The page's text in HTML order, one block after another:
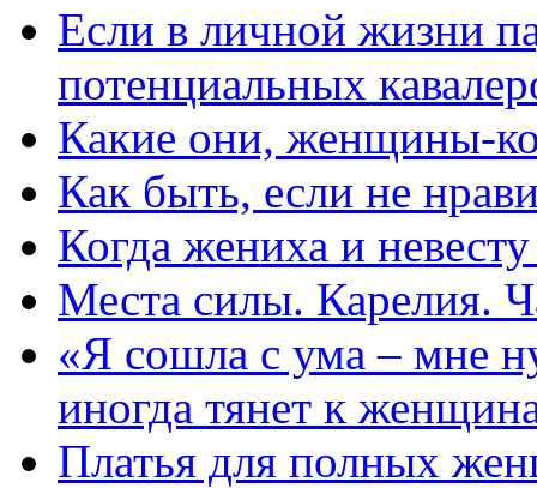
Если в личной жизни
потенциальных
Какие они, женщины-
Как быть, если не
Когда жениха и
Места силы. Карелия.
«Я сошла с ума – мне
иногда тянет к
Платья для полных